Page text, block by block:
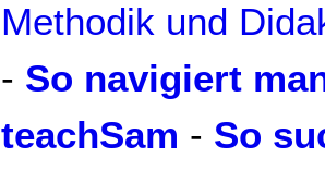
Methodik und
- So navigiert
teachSam - So